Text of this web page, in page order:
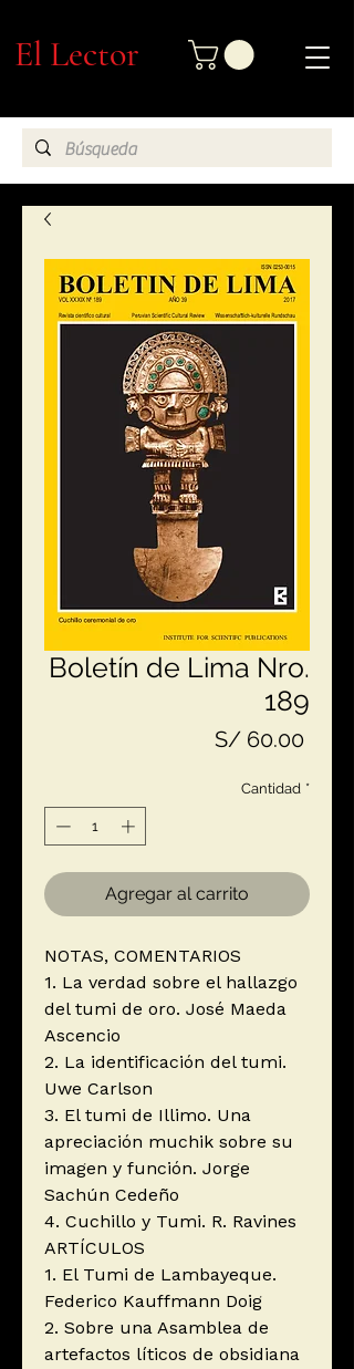
El Lector
Boletín de Lima Nro.
189
S/ 60.00Precio
Cantidad *
Agregar al carrito
NOTAS, COMENTARIOS
1. La verdad sobre el hallazgo
del tumi de oro. José Maeda
Ascencio
2. La identificación del tumi.
Uwe Carlson
3. El tumi de Illimo. Una
apreciación muchik sobre su
imagen y función. Jorge
Sachún Cedeño
4. Cuchillo y Tumi. R. Ravines
ARTÍCULOS
1. El Tumi de Lambayeque.
Federico Kauffmann Doig
2. Sobre una Asamblea de
artefactos líticos de obsidiana